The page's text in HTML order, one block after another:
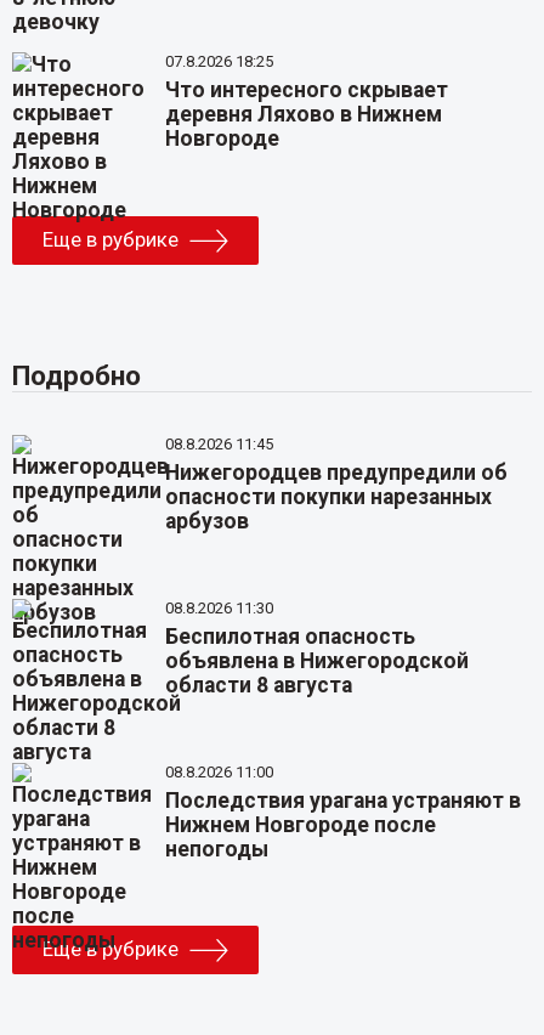
07.8.2026 18:25
Что интересного скрывает
деревня Ляхово в Нижнем
Новгороде
Еще в рубрике
Подробно
08.8.2026 11:45
Нижегородцев предупредили об
опасности покупки нарезанных
арбузов
08.8.2026 11:30
Беспилотная опасность
объявлена в Нижегородской
области 8 августа
08.8.2026 11:00
Последствия урагана устраняют в
Нижнем Новгороде после
непогоды
Еще в рубрике